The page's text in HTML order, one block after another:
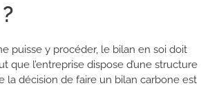
puisse y procéder, le bilan en soi doit
que l’entreprise dispose d’une structure
la décision de faire un bilan carbone est